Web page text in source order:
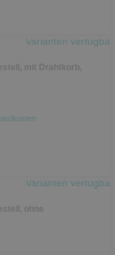
Varianten verfügbar
mit Drahtkorb,
Varianten verfügbar
ohne